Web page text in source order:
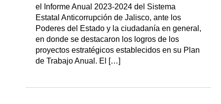
el Informe Anual 2023-2024 del Sistema
Estatal Anticorrupción de Jalisco, ante los
Poderes del Estado y la ciudadanía en general,
en donde se destacaron los logros de los
proyectos estratégicos establecidos en su Plan
de Trabajo Anual. El […]